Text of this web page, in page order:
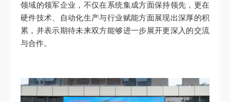
领域的领军企业，不仅在系统集成方面保持领先，更在
硬件技术、自动化生产与行业赋能方面展现出深厚的积
累，并表示期待未来双方能够进一步展开更深入的交流
与合作。